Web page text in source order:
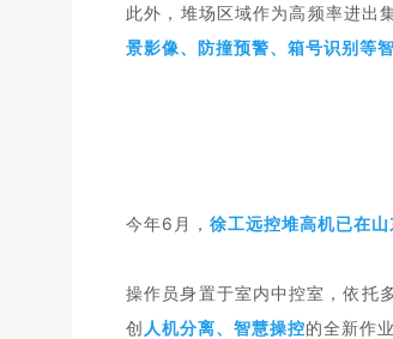
此外 ， 堆场区域作为高频率进出
景影像、防撞预警、箱号识别等
今年6月，徐工远控堆高机已在
操作员身置于室内中控室，依托
创 人机分离、智慧操控的全新作